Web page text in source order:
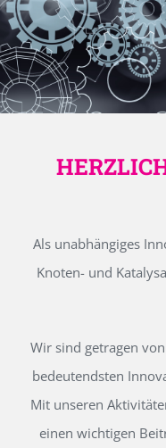
Als unabhängiges
Knoten- und
Wir sind getragen
bedeutendsten
Mit unseren
einen wichtigen